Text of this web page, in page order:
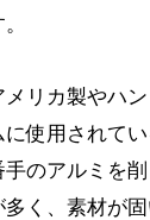
リカ製やハ
使用されて
のアルミを
く、素材が